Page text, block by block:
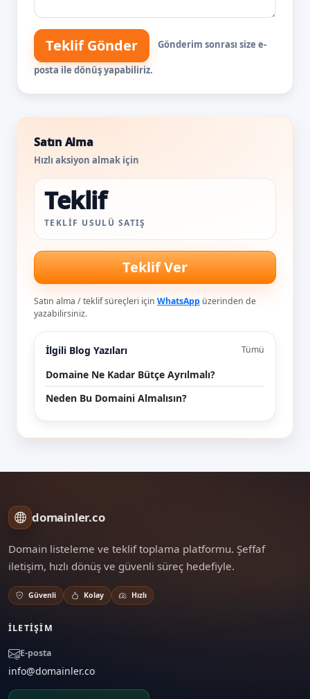
Teklif Gönder Gönderim sonrası size e-
posta ile dönüş yapabiliriz.
Satın Alma
Hızlı aksiyon almak için
Teklif
TEKLIF USULÜ SATIŞ
Teklif Ver
Satın alma / teklif süreçleri için WhatsApp üzerinden de
yazabilirsiniz.
İlgili Blog Yazıları Tümü
Domaine Ne Kadar Bütçe Ayrılmalı?
Neden Bu Domaini Almalısın?
domainler.co
Domain listeleme ve teklif toplama platformu. Şeffaf
iletişim, hızlı dönüş ve güvenli süreç hedefiyle.
Güvenli Kolay Hızlı
İLETIŞIM
E-posta
info@domainler.co